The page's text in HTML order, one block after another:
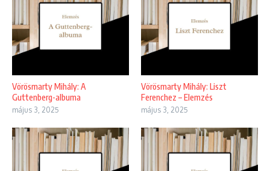
Vörösmarty Mihály: A
Guttenberg-albuma
május 3, 2025
Vörösmarty Mihály: Liszt
Ferenchez – Elemzés
május 3, 2025